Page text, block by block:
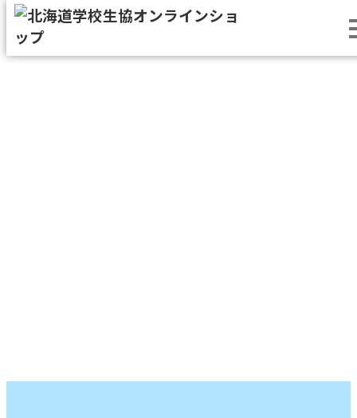
北海道日本ハムファイターズ